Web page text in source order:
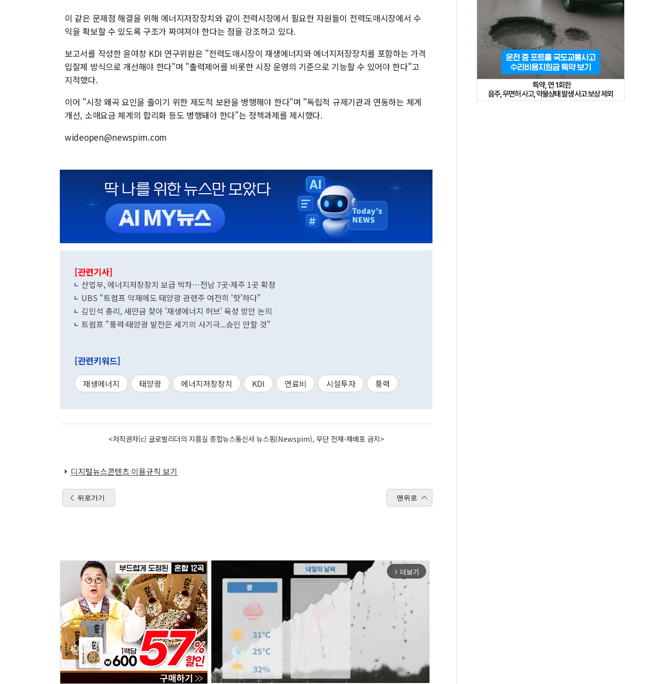
이 같은 문제점 해결을 위해 에너지저장장치와 같이 전력시장에서 필요한 자원들이 전력도매시장에서 수
익을 확보할 수 있도록 구조가 짜여져야 한다는 점을 강조하고 있다.
보고서를 작성한 윤여창 KDI 연구위원은 "전력도매시장이 재생에너지와 에너지저장장치를 포함하는 가격
입찰제 방식으로 개선해야 한다"며 "출력제어를 비롯한 시장 운영의 기준으로 기능할 수 있어야 한다"고
지적했다.
이어 "시장 왜곡 요인을 줄이기 위한 제도적 보완을 병행해야 한다"며 "독립적 규제기관과 연동하는 체계
개선, 소매요금 체계의 합리화 등도 병행돼야 한다"는 정책과제를 제시했다.
wideopen@newspim.com
[관련기사]
산업부, 에너지저장장치 보급 박차…전남 7곳·제주 1곳 확정
UBS "트럼프 악재에도 태양광 관련주 여전히 '핫'하다"
김민석 총리, 새만금 찾아 '재생에너지 허브' 육성 방안 논의
트럼프 "풍력·태양광 발전은 세기의 사기극...승인 안할 것"
[관련키워드]
재생에너지 태양광 에너지저장장치 KDI 연료비 시설투자 풍력
<저작권자(c) 글로벌리더의 지름길 종합뉴스통신사 뉴스핌(Newspim), 무단 전재-재배포 금지>
디지털뉴스콘텐츠 이용규칙 보기
뒤로가기 맨위로
arrow_forward_ios 더보기